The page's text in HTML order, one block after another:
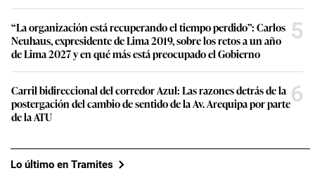
“La organización está recuperando el tiempo perdido”: Carlos
Neuhaus, expresidente de Lima 2019, sobre los retos a un año
de Lima 2027 y en qué más está preocupado el Gobierno
5
Carril bidireccional del corredor Azul: Las razones detrás de la
postergación del cambio de sentido de la Av. Arequipa por parte
de la ATU
6
Lo último en Tramites